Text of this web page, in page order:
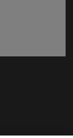
ventana)
ventana)